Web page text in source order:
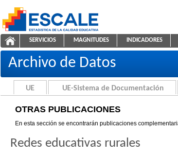
ESCALE - Unidad de Estadística Educativa
Otras Publicaciones
NAVEGACIÓN
SERVICIOS MAGNITUDES INDICADORES
Archivo de Datos
UE UE-Sistema de Documentación
OTRAS PUBLICACIONES
En esta sección se encontrarán publicaciones
Redes educativas rurales